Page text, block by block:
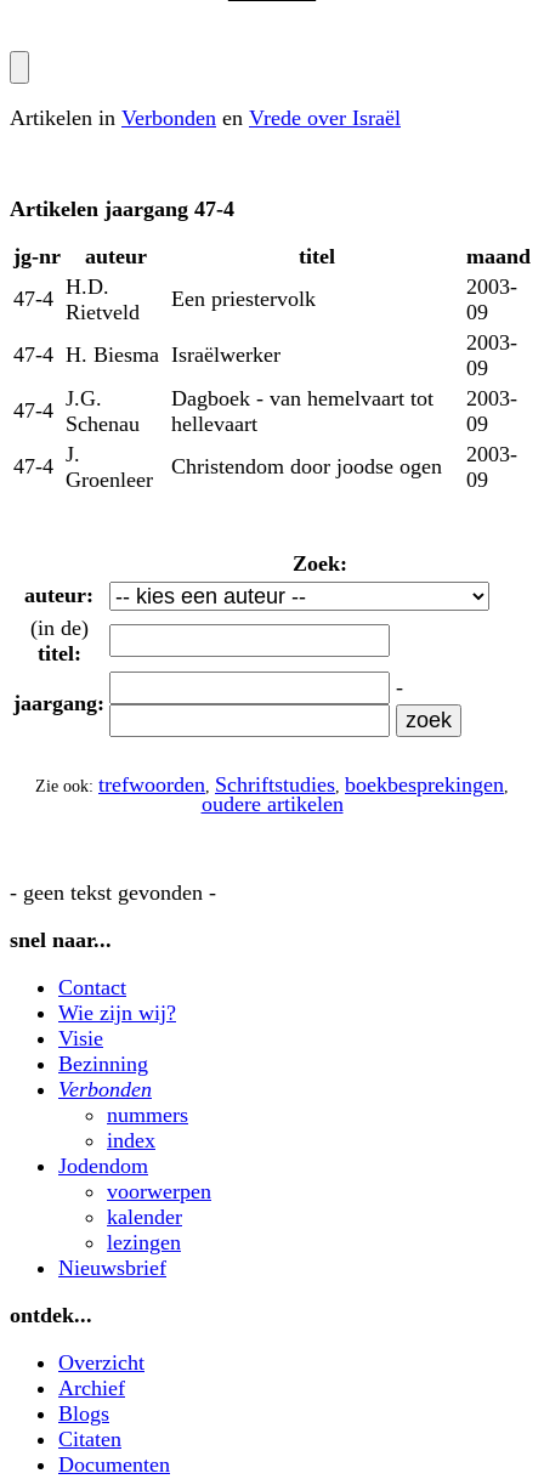
Artikelen in Verbonden en Vrede over Israël
Artikelen jaargang 47-4
jg‑nr
auteur titel
maand
47-4 H.D.
Rietveld
Een priestervolk
2003-
09
47-4 H. Biesma Israëlwerker
2003-
09
47-4 J.G.
Schenau
Dagboek - van hemelvaart tot
hellevaart
2003-
09
47-4 J.
Groenleer
Christendom door joodse ogen
2003-
09
Zoek:
auteur:
(in de)
titel:
jaargang:
-
Zie ook: trefwoorden, Schriftstudies, boekbesprekingen,
oudere artikelen
- geen tekst gevonden -
snel naar...
Contact
Wie zijn wij?
Visie
Bezinning
Verbonden
nummers
index
Jodendom
voorwerpen
kalender
lezingen
Nieuwsbrief
ontdek...
Overzicht
Archief
Blogs
Citaten
Documenten